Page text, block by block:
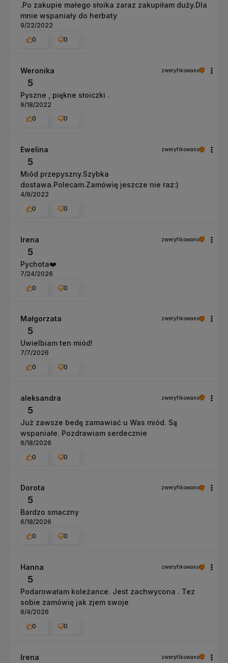
.Po zakupie małego słoika zaraz zakupiłam duży.Dla
mnie wspaniały do herbaty
9/22/2022
0
0
Weronika zweryfikowano
5
Pyszne , piękne słoiczki .
9/18/2022
0
0
Ewelina zweryfikowano
5
Miód przepyszny.Szybka
dostawa.Polecam.Zamówię jeszcze nie raz:)
4/9/2022
0
0
Irena zweryfikowano
5
Pychota❤️
7/24/2026
0
0
Małgorzata zweryfikowano
5
Uwielbiam ten miód!
7/7/2026
0
0
aleksandra zweryfikowano
5
Już zawsze bedę zamawiać u Was miód. Są
wspaniałe. Pozdrawiam serdecznie
6/18/2026
0
0
Dorota zweryfikowano
5
Bardzo smaczny
6/18/2026
0
0
Hanna zweryfikowano
5
Podarowałam koleżance. Jest zachwycona . Tez
sobie zamówię jak zjem swoje
6/4/2026
0
0
Irena zweryfikowano